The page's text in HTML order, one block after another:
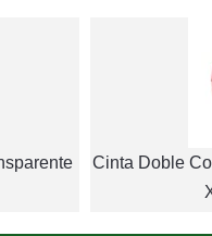
Cinta Doble